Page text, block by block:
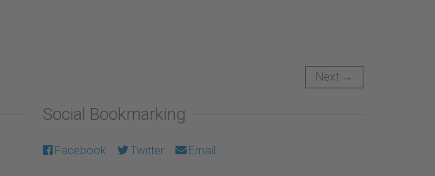
Next →
Social Bookmarking
Facebook Twitter Email